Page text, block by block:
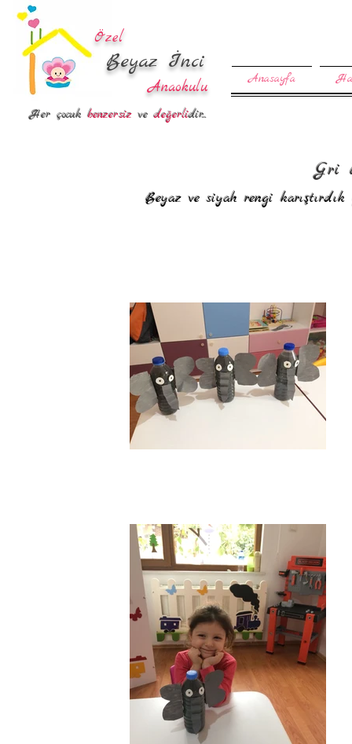
Özel
Beyaz İnci
Anaokulu Anasayfa
Her çocukbenzersizvedeğerlidir...
Gri
Beyaz ve siyah rengi